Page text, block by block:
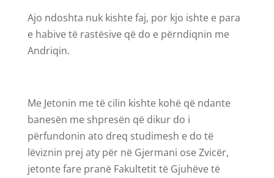
Ajo ndoshta nuk kishte faj, por kjo ishte e para
e habive të rastësive që do e përndiqnin me
Andriqin.
Me Jetonin me të cilin kishte kohë që ndante
banesën me shpresën që dikur do i
përfundonin ato dreq studimesh e do të
lëviznin prej aty për në Gjermani ose Zvicër,
jetonte fare pranë Fakultetit të Gjuhëve të